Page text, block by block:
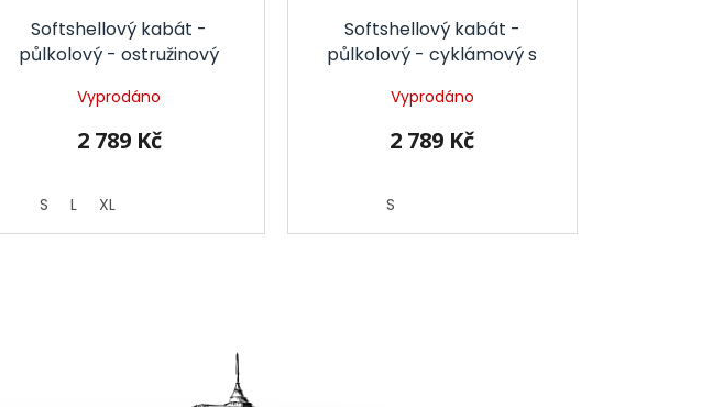
Softshellový kabát -
půlkolový - ostružinový
Vyprodáno
2 789 Kč
S L XL
Softshellový kabát -
půlkolový - cyklámový s
Vyprodáno
2 789 Kč
S